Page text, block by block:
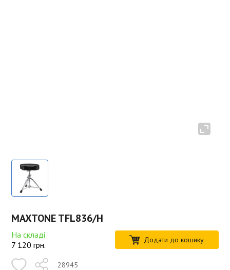
MAXTONE TFL836/H
На складі
7 120 грн. Додати до кошику
28945